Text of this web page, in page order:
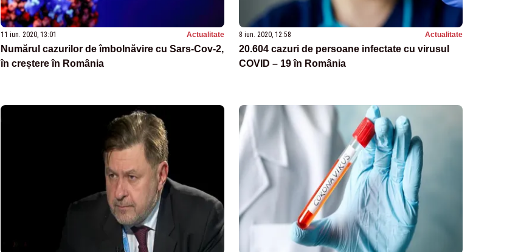
11 iun. 2020, 13:01 Actualitate
Numărul cazurilor de îmbolnăvire cu Sars-Cov-2,
în creștere în România
8 iun. 2020, 12:58 Actualitate
20.604 cazuri de persoane infectate cu virusul
COVID – 19 în România